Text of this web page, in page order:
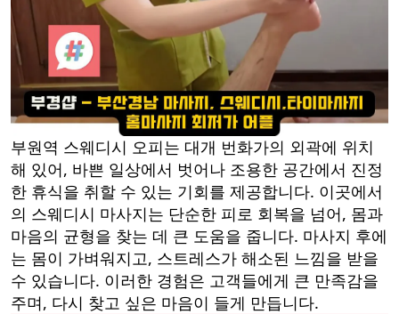
부원역 스웨디시 오피는 대개 번화가의 외곽에 위치
해 있어, 바쁜 일상에서 벗어나 조용한 공간에서 진정
한 휴식을 취할 수 있는 기회를 제공합니다. 이곳에서
의 스웨디시 마사지는 단순한 피로 회복을 넘어, 몸과
마음의 균형을 찾는 데 큰 도움을 줍니다. 마사지 후에
는 몸이 가벼워지고, 스트레스가 해소된 느낌을 받을
수 있습니다. 이러한 경험은 고객들에게 큰 만족감을
주며, 다시 찾고 싶은 마음이 들게 만듭니다.